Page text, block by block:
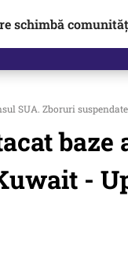
schimbă
SUA. Zboruri
baze
-